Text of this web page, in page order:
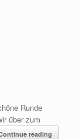
Runde
über zum
reading